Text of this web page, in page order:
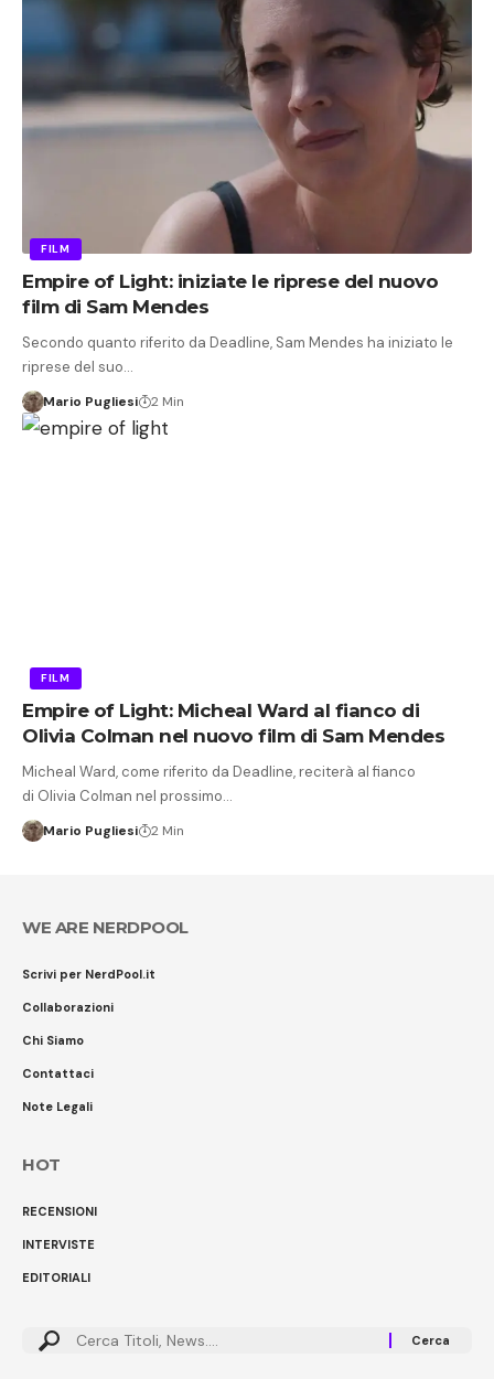
FILM
Empire of Light: iniziate le riprese del nuovo
film di Sam Mendes
Secondo quanto riferito da Deadline, Sam Mendes ha iniziato le
riprese del suo…
Mario Pugliesi 2 Min
FILM
Empire of Light: Micheal Ward al fianco di
Olivia Colman nel nuovo film di Sam Mendes
Micheal Ward, come riferito da Deadline, reciterà al fianco
di Olivia Colman nel prossimo…
Mario Pugliesi 2 Min
WE ARE NERDPOOL
Scrivi per NerdPool.it
Collaborazioni
Chi Siamo
Contattaci
Note Legali
HOT
RECENSIONI
INTERVISTE
EDITORIALI
Cerca: